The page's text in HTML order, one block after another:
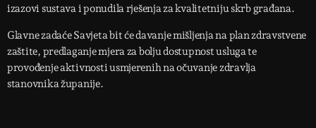
izazovi sustava i ponudila rješenja za kvalitetniju skrb građana.
Glavne zadaće Savjeta bit će davanje mišljenja na plan zdravstvene
zaštite, predlaganje mjera za bolju dostupnost usluga te
provođenje aktivnosti usmjerenih na očuvanje zdravlja
stanovnika županije.